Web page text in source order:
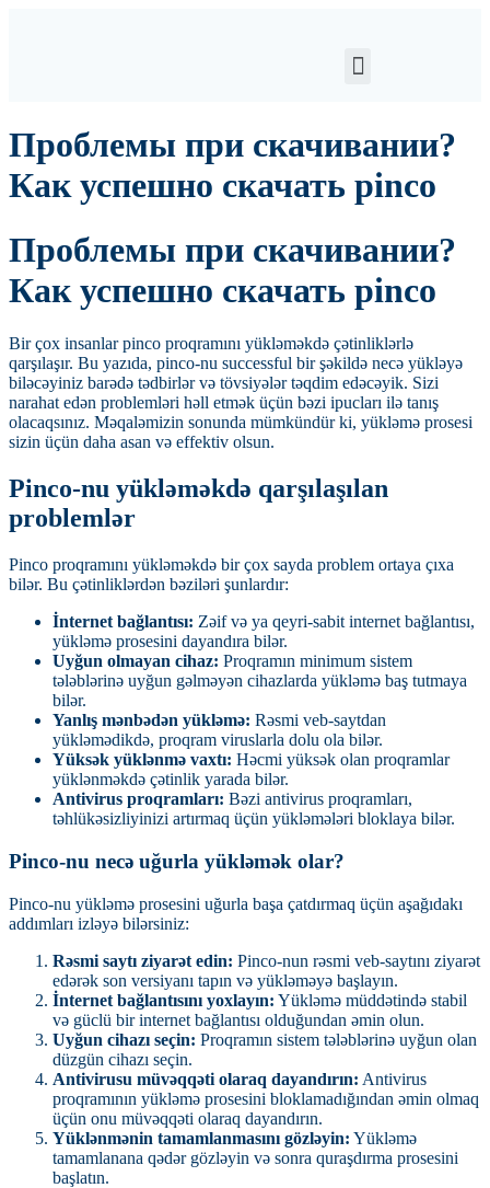
Проблемы при скачивании?
Как успешно скачать pinco
Проблемы при скачивании?
Как успешно скачать pinco
Bir çox insanlar pinco proqramını yükləməkdə çətinliklərlə
qarşılaşır. Bu yazıda, pinco-nu successful bir şəkildə necə yükləyə
biləcəyiniz barədə tədbirlər və tövsiyələr təqdim edəcəyik. Sizi
narahat edən problemləri həll etmək üçün bəzi ipucları ilə tanış
olacaqsınız. Məqaləmizin sonunda mümkündür ki, yükləmə prosesi
sizin üçün daha asan və effektiv olsun.
Pinco-nu yükləməkdə qarşılaşılan
problemlər
Pinco proqramını yükləməkdə bir çox sayda problem ortaya çıxa
bilər. Bu çətinliklərdən bəziləri şunlardır:
İnternet bağlantısı: Zəif və ya qeyri-sabit internet bağlantısı,
yükləmə prosesini dayandıra bilər.
Uyğun olmayan cihaz: Proqramın minimum sistem
tələblərinə uyğun gəlməyən cihazlarda yükləmə baş tutmaya
bilər.
Yanlış mənbədən yükləmə: Rəsmi veb-saytdan
yükləmədikdə, proqram viruslarla dolu ola bilər.
Yüksək yüklənmə vaxtı: Həcmi yüksək olan proqramlar
yüklənməkdə çətinlik yarada bilər.
Antivirus proqramları: Bəzi antivirus proqramları,
təhlükəsizliyinizi artırmaq üçün yükləmələri bloklaya bilər.
Pinco-nu necə uğurla yükləmək olar?
Pinco-nu yükləmə prosesini uğurla başa çatdırmaq üçün aşağıdakı
addımları izləyə bilərsiniz:
Rəsmi saytı ziyarət edin: Pinco-nun rəsmi veb-saytını ziyarət
edərək son versiyanı tapın və yükləməyə başlayın.
İnternet bağlantısını yoxlayın: Yükləmə müddətində stabil
və güclü bir internet bağlantısı olduğundan əmin olun.
Uyğun cihazı seçin: Proqramın sistem tələblərinə uyğun olan
düzgün cihazı seçin.
Antivirusu müvəqqəti olaraq dayandırın: Antivirus
proqramının yükləmə prosesini bloklamadığından əmin olmaq
üçün onu müvəqqəti olaraq dayandırın.
Yüklənmənin tamamlanmasını gözləyin: Yükləmə
tamamlanana qədər gözləyin və sonra quraşdırma prosesini
başlatın.